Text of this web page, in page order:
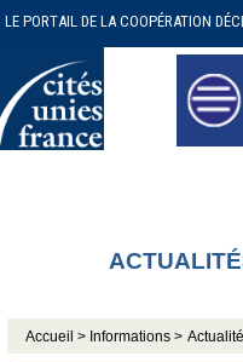
LE PORTAIL DE LA COOPÉRATION
Accueil > Informations >